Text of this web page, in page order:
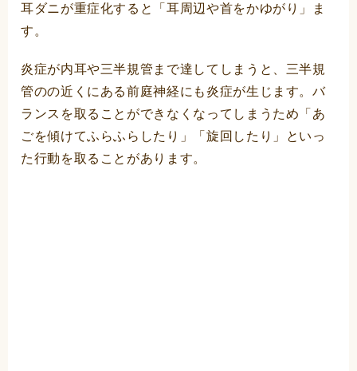
耳ダニが重症化すると「耳周辺や首をかゆがり」ま
す。
炎症が内耳や三半規管まで達してしまうと、三半規
管のの近くにある前庭神経にも炎症が生じます。バ
ランスを取ることができなくなってしまうため「あ
ごを傾けてふらふらしたり」「旋回したり」といっ
た行動を取ることがあります。